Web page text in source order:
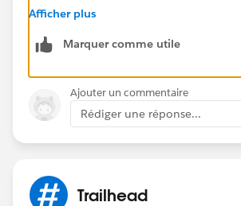
power it with your data from
- Mikey
Afficher plus
Marquer comme utile
Ajouter un commentaire
Rédiger une réponse...
Trailhead